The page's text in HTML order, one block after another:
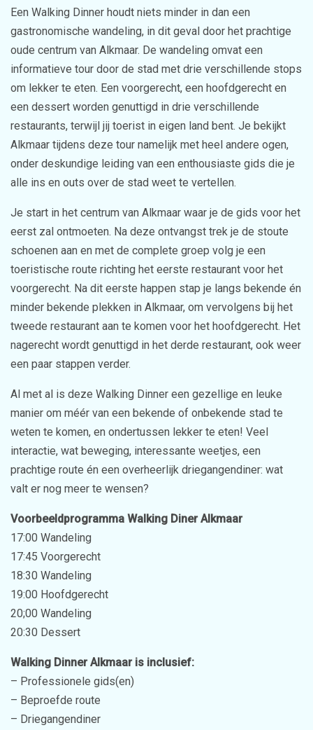
Een Walking Dinner houdt niets minder in dan een
gastronomische wandeling, in dit geval door het prachtige
oude centrum van Alkmaar. De wandeling omvat een
informatieve tour door de stad met drie verschillende stops
om lekker te eten. Een voorgerecht, een hoofdgerecht en
een dessert worden genuttigd in drie verschillende
restaurants, terwijl jij toerist in eigen land bent. Je bekijkt
Alkmaar tijdens deze tour namelijk met heel andere ogen,
onder deskundige leiding van een enthousiaste gids die je
alle ins en outs over de stad weet te vertellen.
Je start in het centrum van Alkmaar waar je de gids voor het
eerst zal ontmoeten. Na deze ontvangst trek je de stoute
schoenen aan en met de complete groep volg je een
toeristische route richting het eerste restaurant voor het
voorgerecht. Na dit eerste happen stap je langs bekende én
minder bekende plekken in Alkmaar, om vervolgens bij het
tweede restaurant aan te komen voor het hoofdgerecht. Het
nagerecht wordt genuttigd in het derde restaurant, ook weer
een paar stappen verder.
Al met al is deze Walking Dinner een gezellige en leuke
manier om méér van een bekende of onbekende stad te
weten te komen, en ondertussen lekker te eten! Veel
interactie, wat beweging, interessante weetjes, een
prachtige route én een overheerlijk driegangendiner: wat
valt er nog meer te wensen?
Voorbeeldprogramma Walking Diner Alkmaar
17:00 Wandeling
17:45 Voorgerecht
18:30 Wandeling
19:00 Hoofdgerecht
20;00 Wandeling
20:30 Dessert
Walking Dinner Alkmaar is inclusief:
– Professionele gids(en)
– Beproefde route
– Driegangendiner